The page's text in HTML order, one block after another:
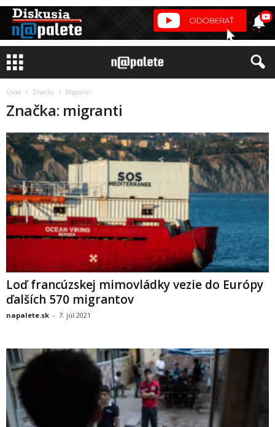
Úvod Značky Migranti
Značka: migranti
Loď francúzskej mimovládky vezie do Európy
ďalších 570 migrantov
napalete.sk - 7. júl 2021